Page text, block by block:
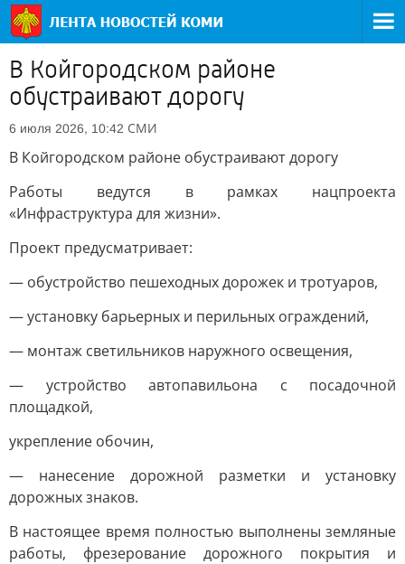
В Койгородском районе
обустраивают дорогу
6 июля 2026, 10:42 СМИ
В Койгородском районе обустраивают дорогу
Работы ведутся в рамках нацпроекта
«Инфраструктура для жизни».
Проект предусматривает:
— обустройство пешеходных дорожек и тротуаров,
— установку барьерных и перильных ограждений,
— монтаж светильников наружного освещения,
— устройство автопавильона с посадочной
площадкой,
укрепление обочин,
— нанесение дорожной разметки и установку
дорожных знаков.
В настоящее время полностью выполнены земляные
работы, фрезерование дорожного покрытия и